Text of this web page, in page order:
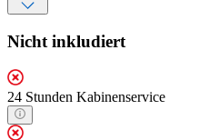
Nicht inkludiert
24 Stunden Kabinenservice